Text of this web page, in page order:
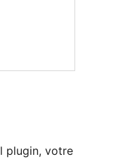
plugin, votre